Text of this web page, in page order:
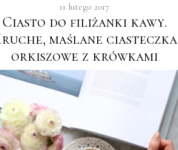
11 lutego 2017
Ciasto do filiżanki kawy.
maślane ciasteczka
orkiszowe z krówkami